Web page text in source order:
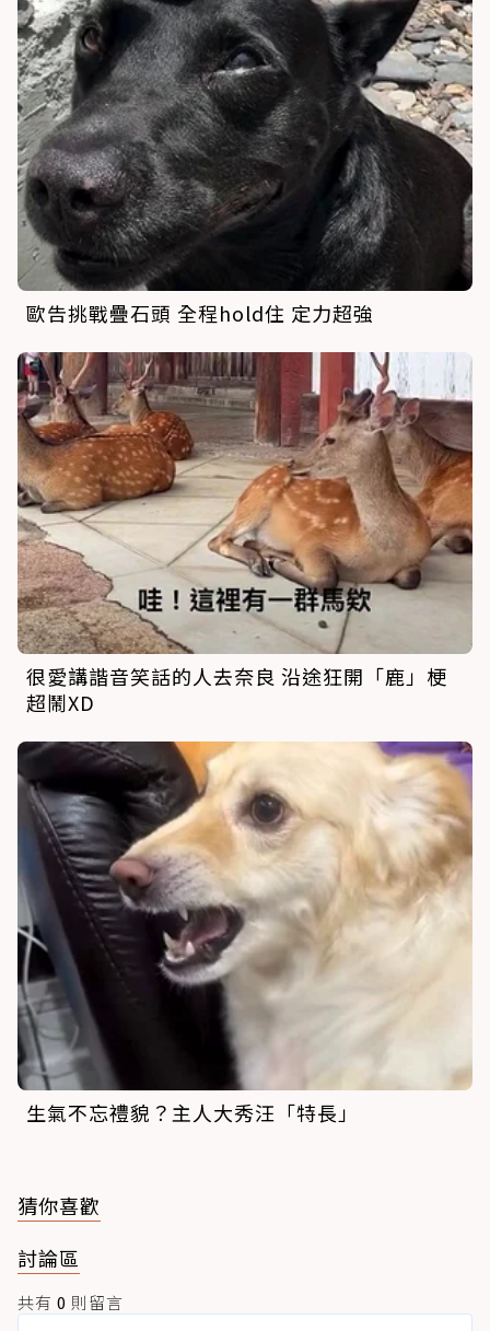
歐告挑戰疊石頭 全程hold住 定力超強
很愛講諧音笑話的人去奈良 沿途狂開「鹿」梗
超鬧XD
生氣不忘禮貌？主人大秀汪「特長」
猜你喜歡
討論區
共有 0 則留言